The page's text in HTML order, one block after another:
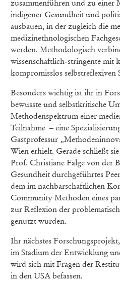
zusammenführen und zu einer
indigener Gesundheit und
ausbauen, in der zugleich die
medizinethnologischen
werden. Methodologisch
wissenschaftlich-stringente mit
kompromisslos selbstreflexiven
Besonders wichtig ist ihr in
bewusste und selbstkritische
Methodenspektrum einer
Teilnahme – eine
Gastprofessur
Wien erhielt. Gerade schließt
Prof. Christiane Falge von der
Gesundheit durchgeführtes
dem im nachbarschaftlichen
Community Methoden eines
zur Reflexion der
genutzt wurden.
Ihr nächstes
im Stadium der Entwicklung
wird sich mit Fragen der
in den USA befassen.